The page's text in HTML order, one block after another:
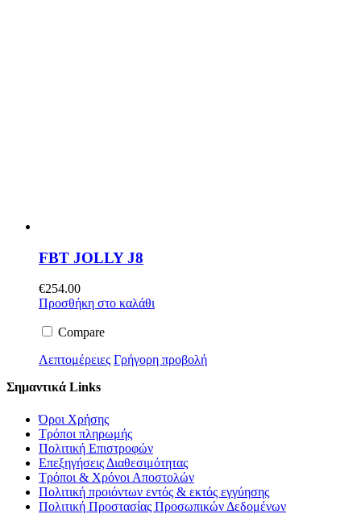
FBT JOLLY J8
€254.00
Προσθήκη στο καλάθι
Compare
Λεπτομέρειες Γρήγορη προβολή
Σημαντικά Links
Όροι Χρήσης
Τρόποι πληρωμής
Πολιτική Επιστροφών
Επεξηγήσεις Διαθεσιμότητας
Τρόποι & Χρόνοι Αποστολών
Πολιτική προιόντων εντός & εκτός εγγύησης
Πολιτική Προστασίας Προσωπικών Δεδομένων